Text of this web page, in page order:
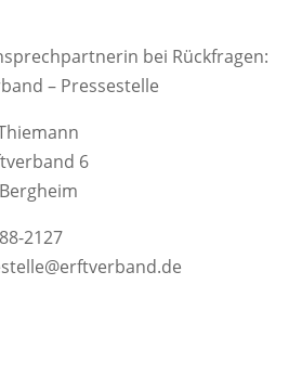
bei Rückfragen:
– Pressestelle
6
2127